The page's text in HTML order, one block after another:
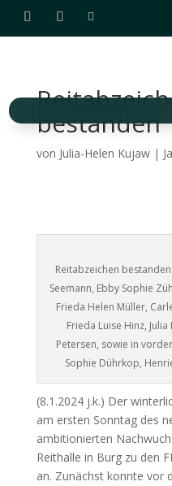
bestanden
von Julia-Helen Kujaw|
Reitabzeichen
Seemann, Ebby Sophie
Frieda Helen Müller,
Frieda Luise Hinz,
Petersen, sowie in
Sophie Dührkop,
(8.1.2024 j.k.) Der
am ersten Sonntag des
ambitionierten
Reithalle in Burg zu den
an. Zunächst konnte vor